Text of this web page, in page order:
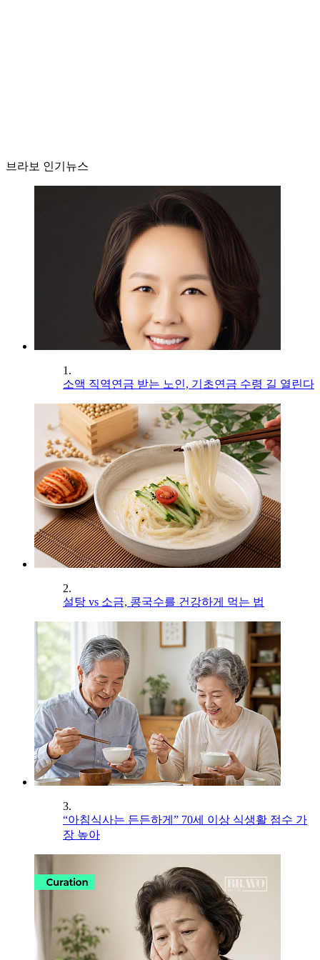
브라보 인기뉴스
1.
소액 직역연금 받는 노인, 기초연금 수령 길 열린다
2.
설탕 vs 소금, 콩국수를 건강하게 먹는 법
3.
“아침식사는 든든하게” 70세 이상 식생활 점수 가
장 높아